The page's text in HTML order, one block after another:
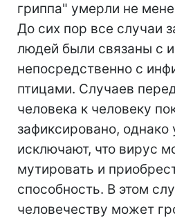
гриппа" умерли не
До сих пор все случаи
людей были связаны с
непосредственно с
птицами. Случаев
человека к человеку
зафиксировано, однако
исключают, что вирус
мутировать и
способность. В этом
человечеству может